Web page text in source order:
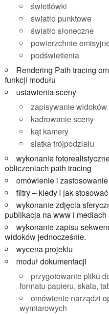
świetlówki
światło punktowe
światło słoneczne
powierzchnie
podświetlenia
Rendering Path tracing
funkcji modułu
ustawienia sceny
zapisywanie widoków
kadrowanie sceny
kąt kamery
siatka trójpodziału
wykonanie
obliczeniach path tracing
omówienie i
filtry – kiedy i jak stosować
wykonanie zdjęcia
publikacja na www i mediach
wykonanie zapisu
widoków jednocześnie.
wycena projektu
moduł dokumentacji
przygotowanie pliku
formatu papieru, skala,
omówienie narządzi
wymiarowych